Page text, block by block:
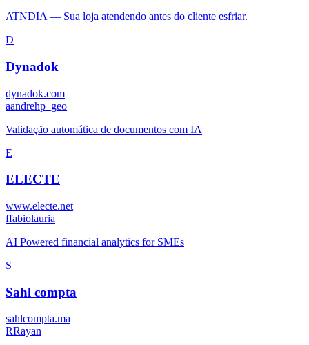
ATNDIA — Sua loja atendendo antes do cliente esfriar.
D
Dynadok
dynadok.com
aandrehp_geo
Validação automática de documentos com IA
E
ELECTE
www.electe.net
ffabiolauria
AI Powered financial analytics for SMEs
S
Sahl compta
sahlcompta.ma
RRayan